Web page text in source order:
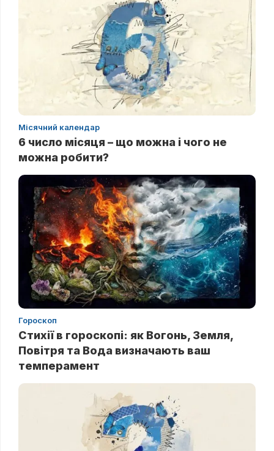
Місячний календар
6 число місяця – що можна і чого не
можна робити?
Гороскоп
Стихії в гороскопі: як Вогонь, Земля,
Повітря та Вода визначають ваш
темперамент